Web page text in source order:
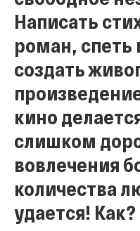
Написать
роман, спеть
создать
кино
слишком
вовлечения
количества
удается! Как?